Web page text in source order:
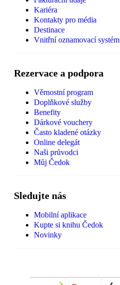
Kariéra
Kontakty pro média
Destinace
Vnitřní oznamovací systém
Rezervace a podpora
Věrnostní program
Doplňkové služby
Benefity
Dárkové vouchery
Často kladené otázky
Online delegát
Naši průvodci
Můj Čedok
Sledujte nás
Mobilní aplikace
Kupte si knihu Čedok
Novinky